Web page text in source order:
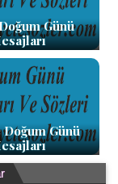
Günü
Günü